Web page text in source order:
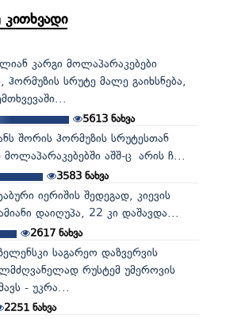
კითხვადი
კარგი მოლაპარაკებები
ჰორმუზის სრუტე მალე გაიხსნება,
5613 ნახვა
შორის ჰორმუზის სრუტესთან
მოლაპარაკებებში აშშ-ც არის ჩ...
3583ნახვა
იერიშის შედეგად, კიევის
დაიღუპა, 22 კი დაშავდა...
2617ნახვა
საგარეო დაზვერვის
რუსტემ უმეროვის
- უკრა...
2251ნახვა